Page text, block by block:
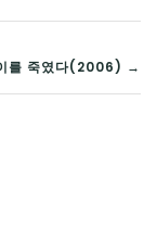
를 죽였다(2006) →